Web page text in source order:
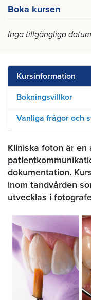
Boka kursen
Inga tillgängliga
Kursinformation
Bokningsvillkor
Vanliga frågor och
Kliniska foton är
dokumentation.
inom tandvården
utvecklas i